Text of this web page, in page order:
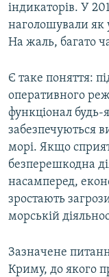
індикаторів. У
наголошували як
На жаль, багато
Є таке поняття:
оперативного
функціонал
забезпечуються
морі. Якщо
безперешкодна
насамперед,
зростають
морській
Зазначене
Криму, до якого